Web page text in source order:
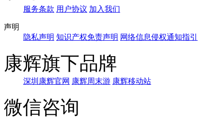
服务条款 用户协议 加入我们
声明
隐私声明 知识产权免责声明 网络信息侵权通知指引
康辉旗下品牌
深圳康辉官网 康辉周末游 康辉移动站
微信咨询